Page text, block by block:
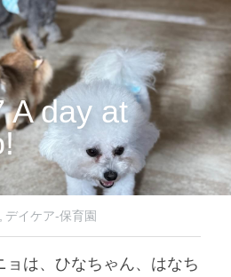
A day at
デイケア-保育園
ョは、ひなちゃん、はなち